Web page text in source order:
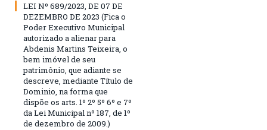
LEI Nº 689/2023, DE 07 DE
DEZEMBRO DE 2023 (Fica o
Poder Executivo Municipal
autorizado a alienar para
Abdenis Martins Teixeira, o
bem imóvel de seu
patrimônio, que adiante se
descreve, mediante Título de
Dominio, na forma que
dispõe os arts. 1º 2º 5º 6º e 7º
da Lei Municipal nº 187, de 1º
de dezembro de 2009.)